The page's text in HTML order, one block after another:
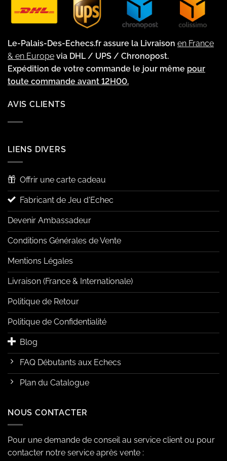
Le-Palais-Des-Echecs.fr assure la Livraison en France
& en Europe via DHL / UPS / Chronopost.
Expédition de votre commande le jour même pour
toute commande avant 12H00.
AVIS CLIENTS
LIENS DIVERS
Offrir une carte cadeau
Fabricant de Jeu d'Echec
Devenir Ambassadeur
Conditions Générales de Vente
Mentions Légales
Livraison (France & Internationale)
Politique de Retour
Politique de Confidentialité
Blog
FAQ Débutants aux Echecs
Plan du Catalogue
NOUS CONTACTER
Pour une demande de conseil au service client ou pour
contacter notre service après vente :